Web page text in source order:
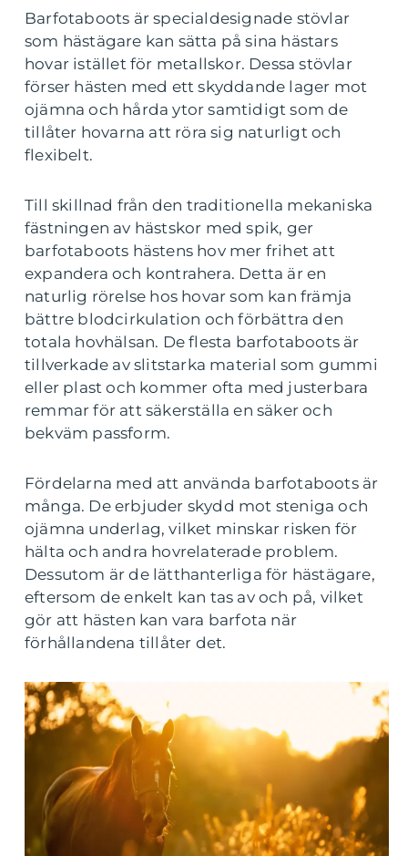
Barfotaboots är specialdesignade stövlar
som hästägare kan sätta på sina hästars
hovar istället för metallskor. Dessa stövlar
förser hästen med ett skyddande lager mot
ojämna och hårda ytor samtidigt som de
tillåter hovarna att röra sig naturligt och
flexibelt.
Till skillnad från den traditionella mekaniska
fästningen av hästskor med spik, ger
barfotaboots hästens hov mer frihet att
expandera och kontrahera. Detta är en
naturlig rörelse hos hovar som kan främja
bättre blodcirkulation och förbättra den
totala hovhälsan. De flesta barfotaboots är
tillverkade av slitstarka material som gummi
eller plast och kommer ofta med justerbara
remmar för att säkerställa en säker och
bekväm passform.
Fördelarna med att använda barfotaboots är
många. De erbjuder skydd mot steniga och
ojämna underlag, vilket minskar risken för
hälta och andra hovrelaterade problem.
Dessutom är de lätthanterliga för hästägare,
eftersom de enkelt kan tas av och på, vilket
gör att hästen kan vara barfota när
förhållandena tillåter det.